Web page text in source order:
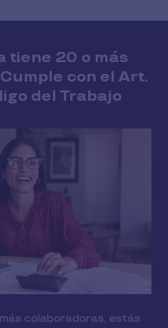
tiene 20 o más
con el Art.
del Trabajo
colaboradoras, estás